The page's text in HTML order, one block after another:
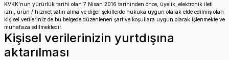
KVKK’nun yürürlük tarihi olan 7 Nisan 2016 tarihinden önce, üyelik, elektronik ileti
izni, ürün / hizmet satın alma ve diğer şekillerde hukuka uygun olarak elde edilmiş olan
kişisel verileriniz de bu belgede düzenlenen şart ve koşullara uygun olarak işlenmekte ve
muhafaza edilmektedir.
Kişisel verilerinizin yurtdışına
aktarılması